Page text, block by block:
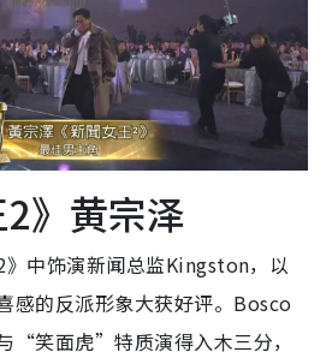
2》黄宗泽
》中饰演新闻总监Kingston，以
的反派形象大获好评。Bosco
“笑面虎”特质演得入木三分，